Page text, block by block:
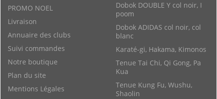
PROMO NOEL
Livraison
Annuaire des clubs
Suivi commandes
Notre boutique
Plan du site
Mentions Légales
Dobok DOUBLE Y col noir, I
poom
Dobok ADIDAS col noir, col
blanc
Karaté-gi, Hakama, Kimonos
Tenue Tai Chi, Qi Gong, Pa
Kua
Tenue Kung Fu, Wushu,
Shaolin